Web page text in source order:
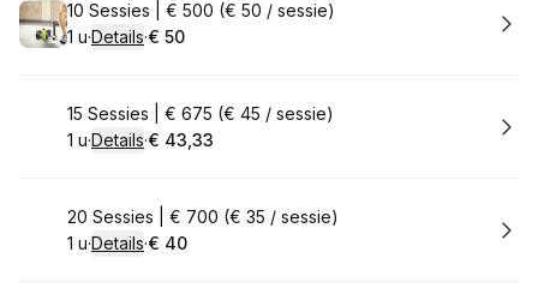
Boek
10 Sessies | € 500 (€ 50 / sessie)
. Duur:
1 u·Details·
.Prijs:
€ 50
Boek
15 Sessies | € 675 (€ 45 / sessie)
. Duur:
1 u·Details·
.Prijs::
€ 43,33
Boek
20 Sessies | € 700 (€ 35 / sessie)
. Duur:
1 u·Details·
.Prijs:
€ 40